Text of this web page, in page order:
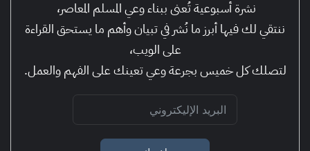
نشرة أسبوعية تُعنى ببناء وعي المسلم المعاصر،
ننتقي لك فيها أبرز ما نُشر في تبيان وأهم ما يستحق القراءة
على الويب،
لتصلك كل خميس بجرعة وعي تعينك على الفهم والعمل.